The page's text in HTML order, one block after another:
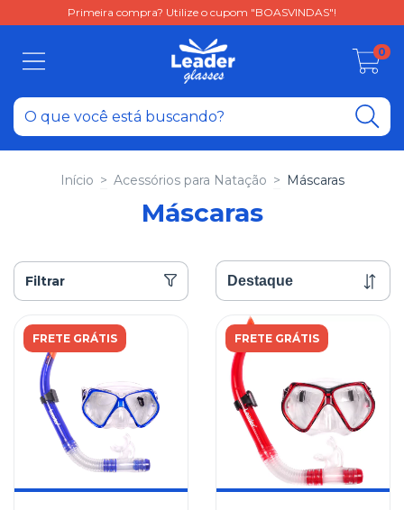
Primeira compra? Utilize o cupom "BOASVINDAS"!
0
Início > Acessórios para Natação > Máscaras
Máscaras
Filtrar
FRETE GRÁTIS FRETE GRÁTIS